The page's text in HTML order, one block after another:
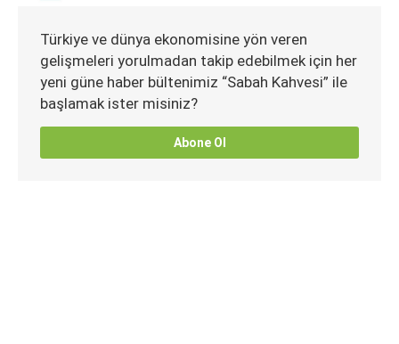
Türkiye ve dünya ekonomisine yön veren
gelişmeleri yorulmadan takip edebilmek için her
yeni güne haber bültenimiz “Sabah Kahvesi” ile
başlamak ister misiniz?
Abone Ol